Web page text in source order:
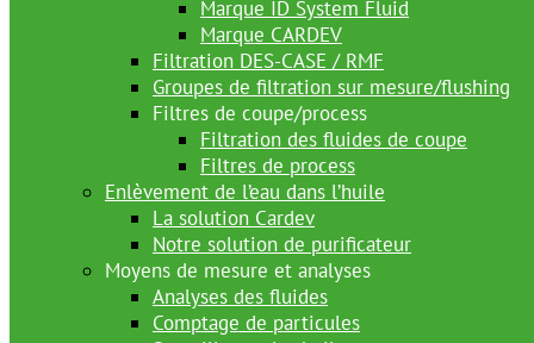
Marque ID System Fluid
Marque CARDEV
Filtration DES-CASE / RMF
Groupes de filtration sur mesure/flushing
Filtres de coupe/process
Filtration des fluides de coupe
Filtres de process
Enlèvement de l’eau dans l’huile
La solution Cardev
Notre solution de purificateur
Moyens de mesure et analyses
Analyses des fluides
Comptage de particules